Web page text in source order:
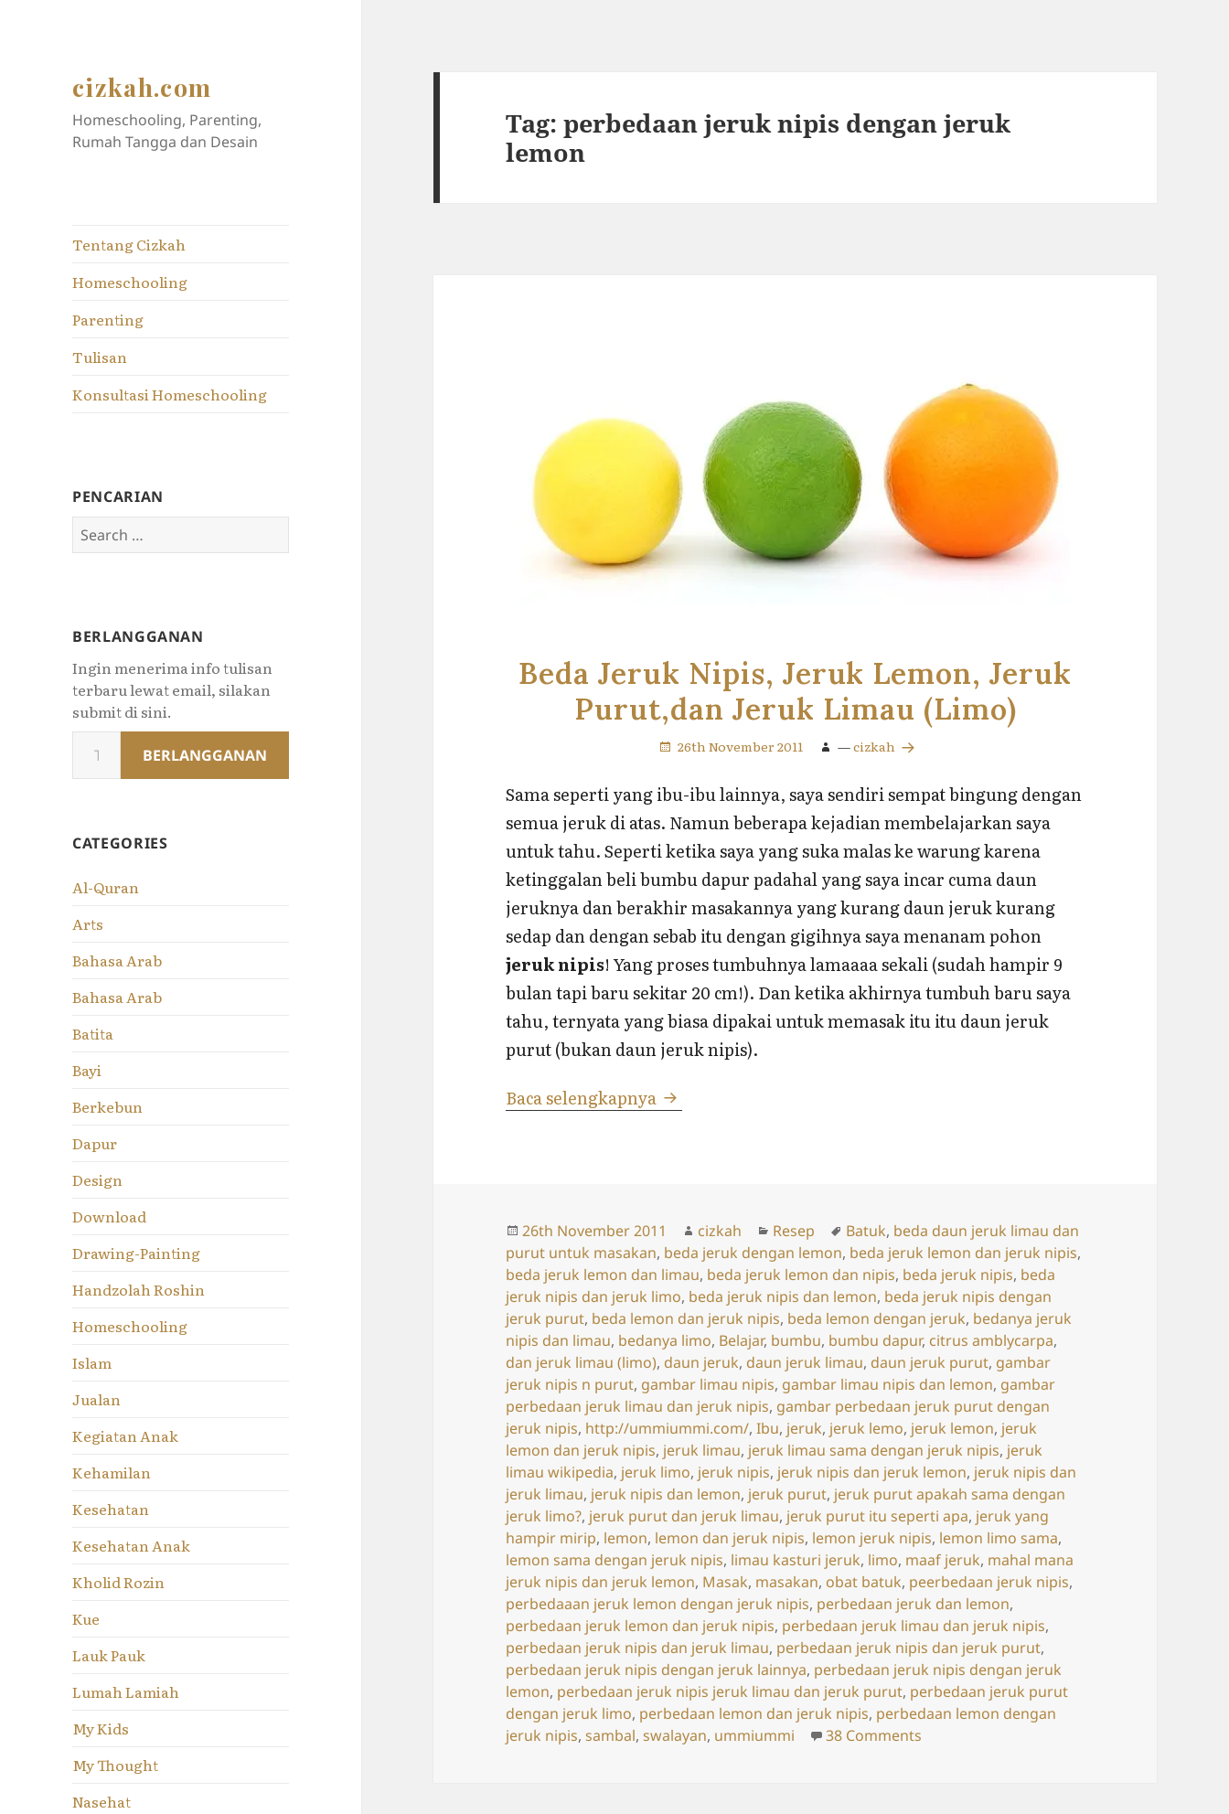
cizkah.com
Homeschooling, Parenting,
Rumah Tangga dan Desain
Tentang Cizkah
Homeschooling
Parenting
Tulisan
Konsultasi Homeschooling
PENCARIAN
Search
for:
BERLANGGANAN
Ingin menerima info tulisan
terbaru lewat email, silakan
submit di sini.
your
email…
BERLANGGANAN
CATEGORIES
Al-Quran
Arts
Bahasa Arab
Bahasa Arab
Batita
Bayi
Berkebun
Dapur
Design
Download
Drawing-Painting
Handzolah Roshin
Homeschooling
Islam
Jualan
Kegiatan Anak
Kehamilan
Kesehatan
Kesehatan Anak
Kholid Rozin
Kue
Lauk Pauk
Lumah Lamiah
My Kids
My Thought
Nasehat
Tag:perbedaan jeruk nipis dengan jeruk
lemon
Beda Jeruk Nipis, Jeruk Lemon, Jeruk
Purut,dan Jeruk Limau (Limo)
26th November 2011 —cizkah
Sama seperti yang ibu-ibu lainnya, saya sendiri sempat bingung dengan
semua jeruk di atas. Namun beberapa kejadian membelajarkan saya
untuk tahu. Seperti ketika saya yang suka malas ke warung karena
ketinggalan beli bumbu dapur padahal yang saya incar cuma daun
jeruknya dan berakhir masakannya yang kurang daun jeruk kurang
sedap dan dengan sebab itu dengan gigihnya saya menanam pohon
jeruk nipis! Yang proses tumbuhnya lamaaaa sekali (sudah hampir 9
bulan tapi baru sekitar 20 cm!). Dan ketika akhirnya tumbuh baru saya
tahu, ternyata yang biasa dipakai untuk memasak itu itu daun jeruk
purut (bukan daun jeruk nipis).
Baca selengkapnya Beda Jeruk Nipis, Jeruk Lemon, Jeruk Purut,dan Jeruk Limau (Limo)
Posted
on
26th November 2011 Author
cizkah Categories
Resep Tags
Batuk, beda daun jeruk limau dan
purut untuk masakan, beda jeruk dengan lemon, beda jeruk lemon dan jeruk nipis,
beda jeruk lemon dan limau, beda jeruk lemon dan nipis, beda jeruk nipis, beda
jeruk nipis dan jeruk limo, beda jeruk nipis dan lemon, beda jeruk nipis dengan
jeruk purut, beda lemon dan jeruk nipis, beda lemon dengan jeruk, bedanya jeruk
nipis dan limau, bedanya limo, Belajar, bumbu, bumbu dapur, citrus amblycarpa,
dan jeruk limau (limo), daun jeruk, daun jeruk limau, daun jeruk purut, gambar
jeruk nipis n purut, gambar limau nipis, gambar limau nipis dan lemon, gambar
perbedaan jeruk limau dan jeruk nipis, gambar perbedaan jeruk purut dengan
jeruk nipis, http://ummiummi.com/,Ibu, jeruk, jeruk lemo, jeruk lemon, jeruk
lemon dan jeruk nipis, jeruk limau, jeruk limau sama dengan jeruk nipis, jeruk
limau wikipedia, jeruk limo, jeruk nipis, jeruk nipis dan jeruk lemon, jeruk nipis dan
jeruk limau, jeruk nipis dan lemon, jeruk purut, jeruk purut apakah sama dengan
jeruk limo?, jeruk purut dan jeruk limau, jeruk purut itu seperti apa, jeruk yang
hampir mirip, lemon, lemon dan jeruk nipis, lemon jeruk nipis, lemon limo sama,
lemon sama dengan jeruk nipis, limau kasturi jeruk, limo, maaf jeruk, mahal mana
jeruk nipis dan jeruk lemon, Masak, masakan, obat batuk, peerbedaan jeruk nipis,
perbedaaan jeruk lemon dengan jeruk nipis, perbedaan jeruk dan lemon,
perbedaan jeruk lemon dan jeruk nipis, perbedaan jeruk limau dan jeruk nipis,
perbedaan jeruk nipis dan jeruk limau, perbedaan jeruk nipis dan jeruk purut,
perbedaan jeruk nipis dengan jeruk lainnya, perbedaan jeruk nipis dengan jeruk
lemon, perbedaan jeruk nipis jeruk limau dan jeruk purut, perbedaan jeruk purut
dengan jeruk limo, perbedaan lemon dan jeruk nipis, perbedaan lemon dengan
jeruk nipis,sambal,swalayan, ummiummi 38 Comments